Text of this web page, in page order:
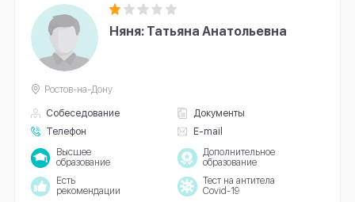
Няня: Татьяна Анатольевна
Собеседование
Документы
Телефон
E-mail
Ростов-на-Дону
Высшее
образование
Дополнительное
образование
Есть
рекомендации
Тест на антитела
Covid-19